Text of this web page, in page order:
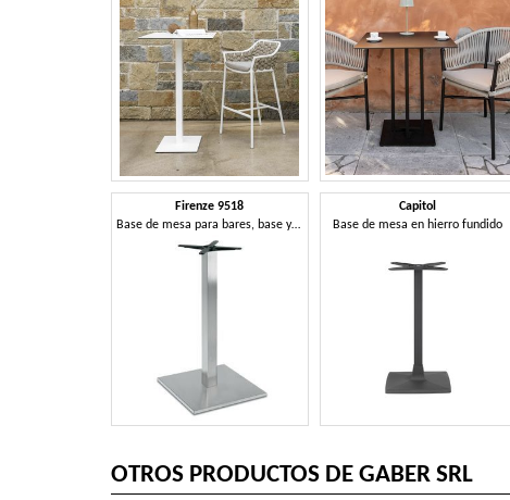
Firenze 9518
Base de mesa para bares, base y columna en acero
Capitol
Base de mesa en hierro fundido
OTROS PRODUCTOS DE GABER SRL